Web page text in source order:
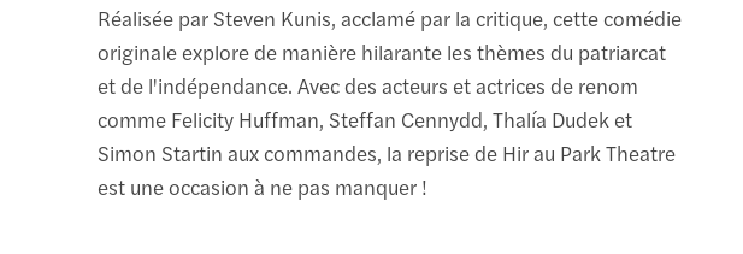
Réalisée par Steven Kunis, acclamé par la critique, cette comédie
originale explore de manière hilarante les thèmes du patriarcat
et de l'indépendance. Avec des acteurs et actrices de renom
comme Felicity Huffman, Steffan Cennydd, Thalía Dudek et
Simon Startin aux commandes, la reprise de Hir au Park Theatre
est une occasion à ne pas manquer !